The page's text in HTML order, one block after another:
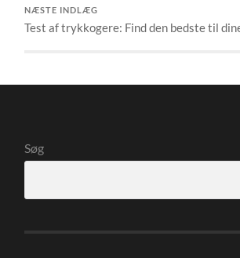
NÆSTE INDLÆG
Test af trykkogere: Find den bedste til
Søg